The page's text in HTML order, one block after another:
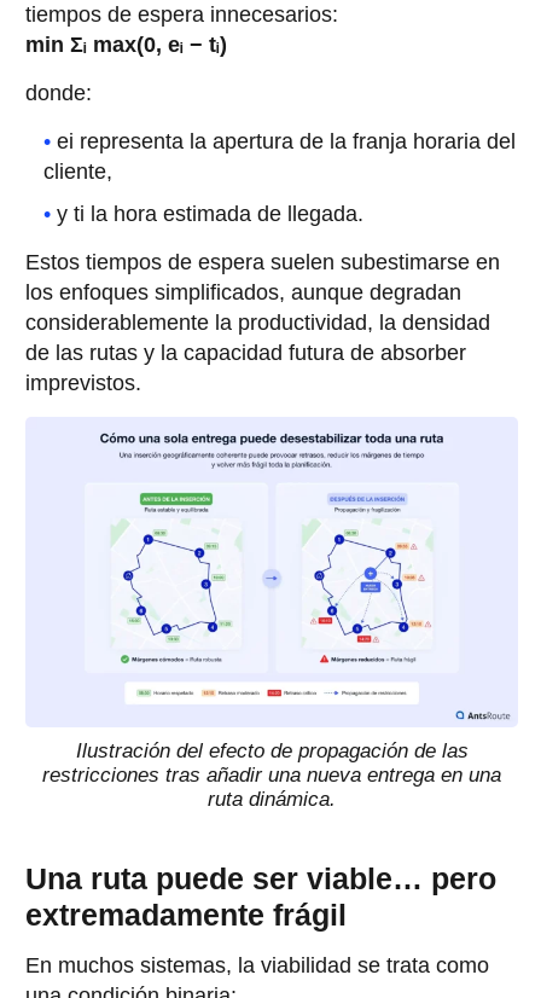
tiempos de espera innecesarios:
min Σᵢ max(0, eᵢ − tᵢ)
donde:
ei representa la apertura de la franja horaria del
cliente,
y ti la hora estimada de llegada.
Estos tiempos de espera suelen subestimarse en
los enfoques simplificados, aunque degradan
considerablemente la productividad, la densidad
de las rutas y la capacidad futura de absorber
imprevistos.
Ilustración del efecto de propagación de las
restricciones tras añadir una nueva entrega en una
ruta dinámica.
Una ruta puede ser viable… pero
extremadamente frágil
En muchos sistemas, la viabilidad se trata como